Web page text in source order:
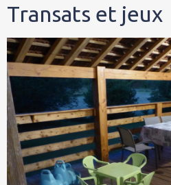
Transats et jeux